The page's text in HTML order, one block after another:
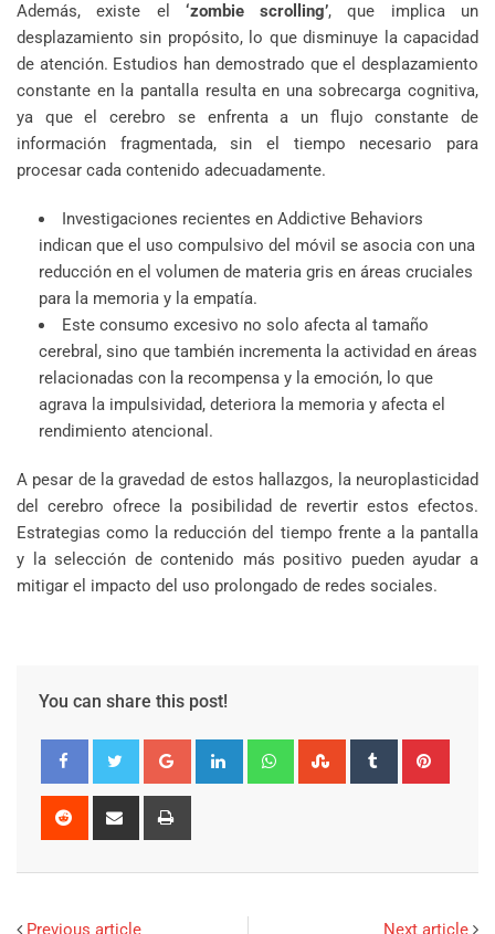
Además, existe el ‘zombie scrolling’, que implica un
desplazamiento sin propósito, lo que disminuye la capacidad
de atención. Estudios han demostrado que el desplazamiento
constante en la pantalla resulta en una sobrecarga cognitiva,
ya que el cerebro se enfrenta a un flujo constante de
información fragmentada, sin el tiempo necesario para
procesar cada contenido adecuadamente.
Investigaciones recientes en Addictive Behaviors
indican que el uso compulsivo del móvil se asocia con una
reducción en el volumen de materia gris en áreas cruciales
para la memoria y la empatía.
Este consumo excesivo no solo afecta al tamaño
cerebral, sino que también incrementa la actividad en áreas
relacionadas con la recompensa y la emoción, lo que
agrava la impulsividad, deteriora la memoria y afecta el
rendimiento atencional.
A pesar de la gravedad de estos hallazgos, la neuroplasticidad
del cerebro ofrece la posibilidad de revertir estos efectos.
Estrategias como la reducción del tiempo frente a la pantalla
y la selección de contenido más positivo pueden ayudar a
mitigar el impacto del uso prolongado de redes sociales.
You can share this post!
Google+ LinkedIn WhatsappStumbleUpon
Tumblr
Reddit
Share
Previous article Next article